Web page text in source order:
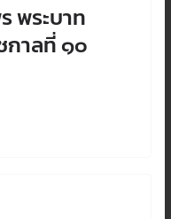
พระบาท
กาลที่ ๑๐